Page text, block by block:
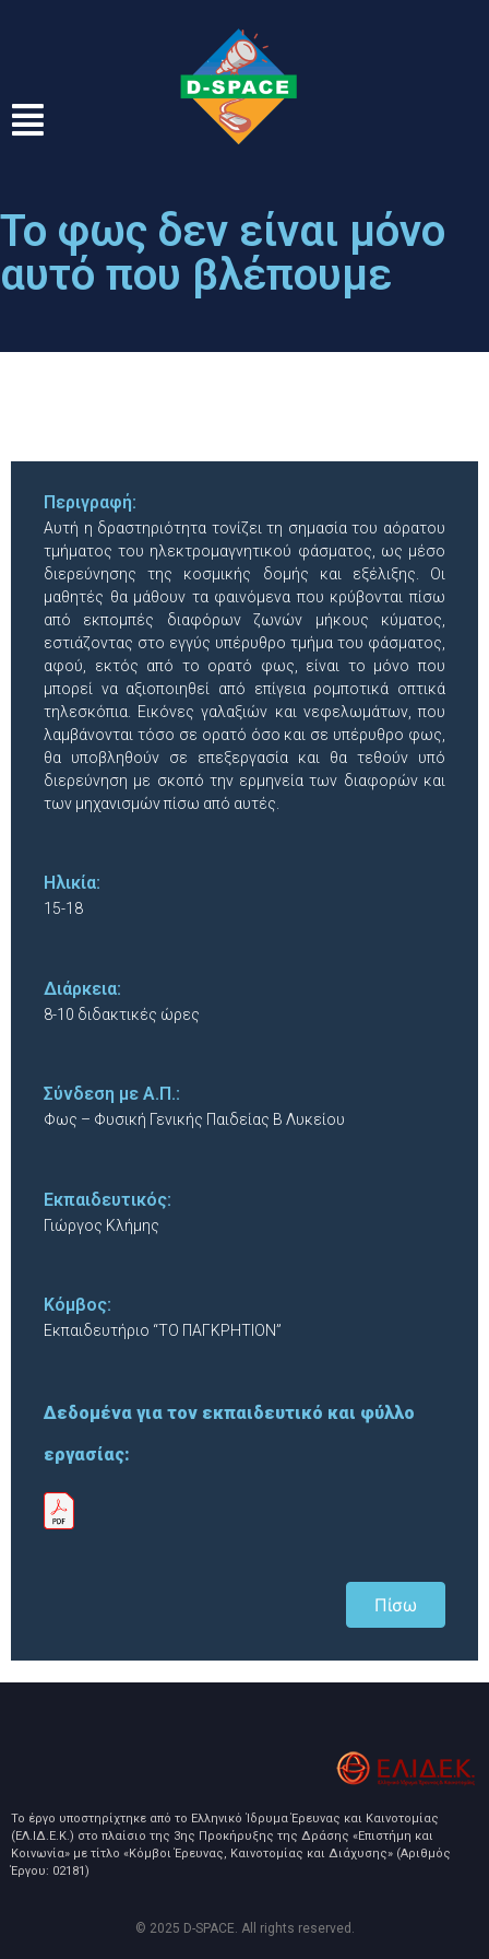
Το φως δεν είναι μόνο
αυτό που βλέπουμε
Περιγραφή:
Αυτή η δραστηριότητα τονίζει τη σημασία του αόρατου
τμήματος του ηλεκτρομαγνητικού φάσματος, ως μέσο
διερεύνησης της κοσμικής δομής και εξέλιξης. Οι
μαθητές θα μάθουν τα φαινόμενα που κρύβονται πίσω
από εκπομπές διαφόρων ζωνών μήκους κύματος,
εστιάζοντας στο εγγύς υπέρυθρο τμήμα του φάσματος,
αφού, εκτός από το ορατό φως, είναι το μόνο που
μπορεί να αξιοποιηθεί από επίγεια ρομποτικά οπτικά
τηλεσκόπια. Εικόνες γαλαξιών και νεφελωμάτων, που
λαμβάνονται τόσο σε ορατό όσο και σε υπέρυθρο φως,
θα υποβληθούν σε επεξεργασία και θα τεθούν υπό
διερεύνηση με σκοπό την ερμηνεία των διαφορών και
των μηχανισμών πίσω από αυτές.
Ηλικία:
15-18
Διάρκεια:
8-10 διδακτικές ώρες
Σύνδεση με Α.Π.:
Φως – Φυσική Γενικής Παιδείας Β Λυκείου
Εκπαιδευτικός:
Γιώργος Κλήμης
Κόμβος:
Εκπαιδευτήριο “ΤΟ ΠΑΓΚΡΗΤΙΟΝ”
Δεδομένα για τον εκπαιδευτικό και φύλλο
εργασίας:
Πίσω
Το έργο υποστηρίχτηκε από το Ελληνικό Ίδρυμα Έρευνας και Καινοτομίας
(ΕΛ.ΙΔ.Ε.Κ.) στο πλαίσιο της 3ης Προκήρυξης της Δράσης «Επιστήμη και
Κοινωνία» με τίτλο «Κόμβοι Έρευνας, Καινοτομίας και Διάχυσης» (Αριθμός
Έργου: 02181)
© 2025 D-SPACE. All rights reserved.